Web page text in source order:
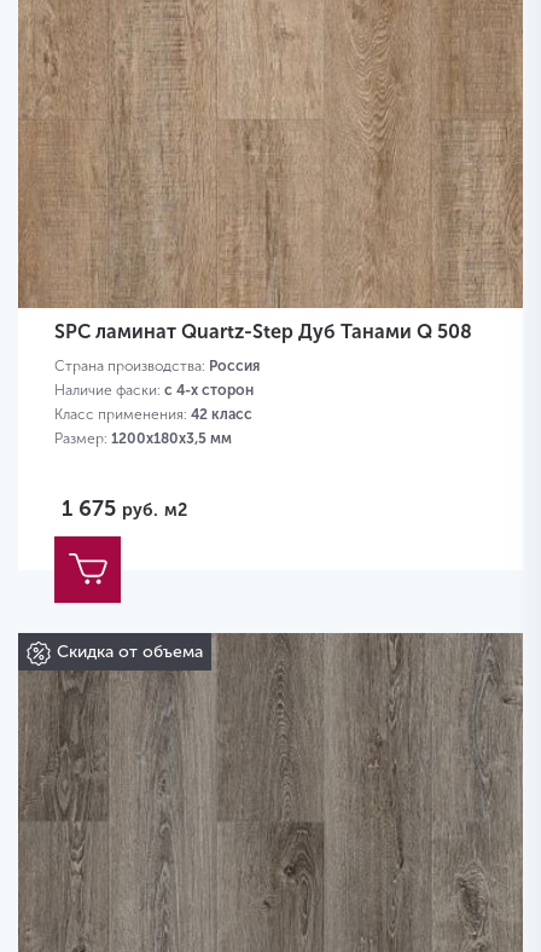
SPC ламинат Quartz-Step Дуб Танами Q 508
Страна производства: Россия
Наличие фаски: с 4-х сторон
Класс применения: 42 класс
Размер: 1200х180х3,5 мм
1 675 руб. м2
Скидка от объема